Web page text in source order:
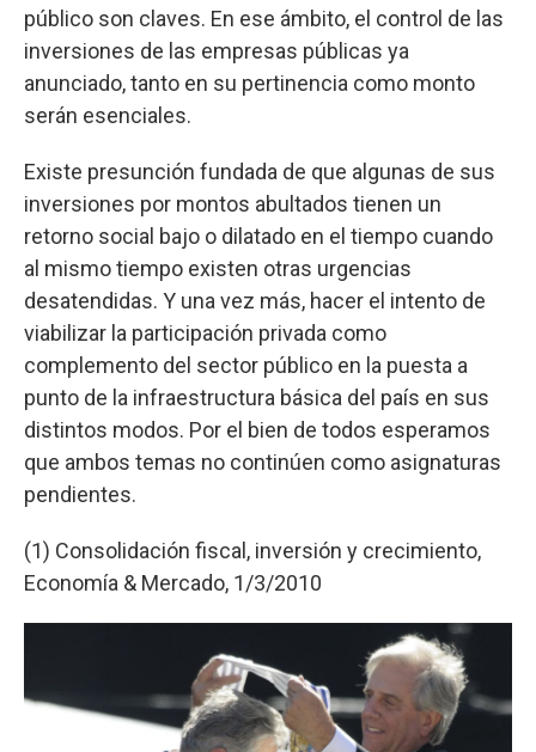
público son claves. En ese ámbito, el control de las
inversiones de las empresas públicas ya
anunciado, tanto en su pertinencia como monto
serán esenciales.
Existe presunción fundada de que algunas de sus
inversiones por montos abultados tienen un
retorno social bajo o dilatado en el tiempo cuando
al mismo tiempo existen otras urgencias
desatendidas. Y una vez más, hacer el intento de
viabilizar la participación privada como
complemento del sector público en la puesta a
punto de la infraestructura básica del país en sus
distintos modos. Por el bien de todos esperamos
que ambos temas no continúen como asignaturas
pendientes.
(1) Consolidación fiscal, inversión y crecimiento,
Economía & Mercado, 1/3/2010